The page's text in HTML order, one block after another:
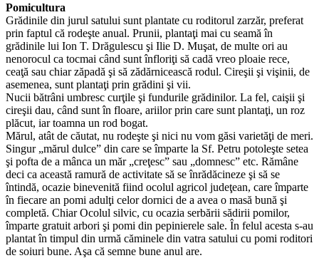
Pomicultura
Grădinile din jurul satului sunt plantate cu roditorul zarzăr, preferat
prin faptul că rodeşte anual. Prunii, plantaţi mai cu seamă în
grădinile lui Ion T. Drăgulescu şi Ilie D. Muşat, de multe ori au
nenorocul ca tocmai când sunt înfloriţi să cadă vreo ploaie rece,
ceaţă sau chiar zăpadă şi să zădărnicească rodul. Cireşii şi vişinii, de
asemenea, sunt plantaţi prin grădini şi vii.
Nucii bătrâni umbresc curţile şi fundurile grădinilor. La fel, caişii şi
cireşii dau, când sunt în floare, ariilor prin care sunt plantaţi, un roz
plăcut, iar toamna un rod bogat.
Mărul, atât de căutat, nu rodeşte şi nici nu vom găsi varietăţi de meri.
Singur „mărul dulce” din care se împarte la Sf. Petru potoleşte setea
şi pofta de a mânca un măr „creţesc” sau „domnesc” etc. Rămâne
deci ca această ramură de activitate să se înrădăcineze şi să se
întindă, ocazie binevenită fiind ocolul agricol judeţean, care împarte
în fiecare an pomi adulţi celor dornici de a avea o masă bună şi
completă. Chiar Ocolul silvic, cu ocazia serbării sădirii pomilor,
împarte gratuit arbori şi pomi din pepinierele sale. În felul acesta s-au
plantat în timpul din urmă căminele din vatra satului cu pomi roditori
de soiuri bune. Aşa că semne bune anul are.